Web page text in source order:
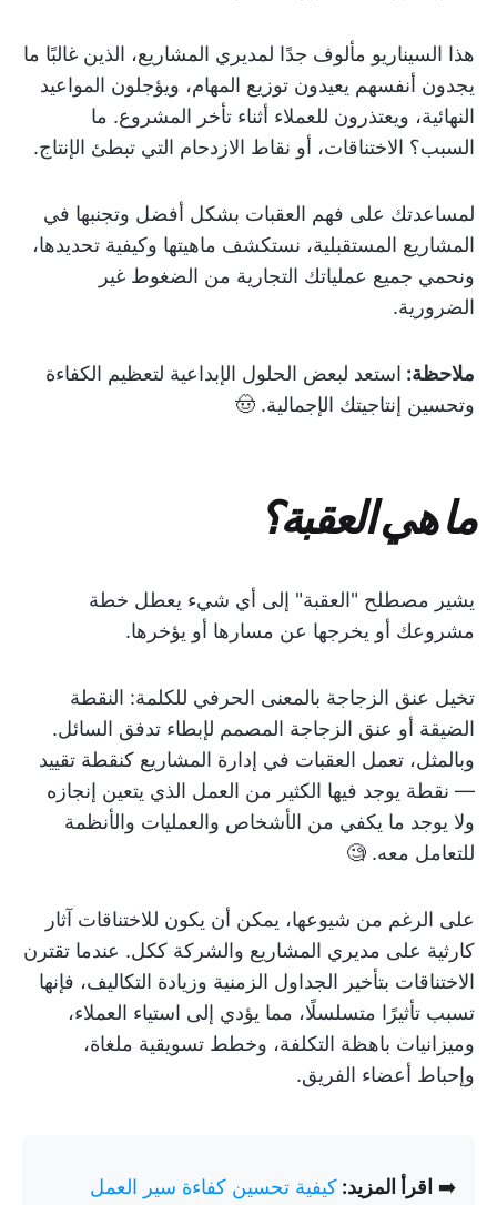
هذا السيناريو مألوف جدًا لمديري المشاريع، الذين غالبًا ما
يجدون أنفسهم يعيدون توزيع المهام، ويؤجلون المواعيد
النهائية، ويعتذرون للعملاء أثناء تأخر المشروع. ما
السبب؟ الاختناقات، أو نقاط الازدحام التي تبطئ الإنتاج.
لمساعدتك على فهم العقبات بشكل أفضل وتجنبها في
المشاريع المستقبلية، نستكشف ماهيتها وكيفية تحديدها،
ونحمي جميع عملياتك التجارية من الضغوط غير
الضرورية.
ملاحظة: استعد لبعض الحلول الإبداعية لتعظيم الكفاءة
وتحسين إنتاجيتك الإجمالية. 🤠
ما هي العقبة؟
يشير مصطلح "العقبة" إلى أي شيء يعطل خطة
مشروعك أو يخرجها عن مسارها أو يؤخرها.
تخيل عنق الزجاجة بالمعنى الحرفي للكلمة: النقطة
الضيقة أو عنق الزجاجة المصمم لإبطاء تدفق السائل.
وبالمثل، تعمل العقبات في إدارة المشاريع كنقطة تقييد
— نقطة يوجد فيها الكثير من العمل الذي يتعين إنجازه
ولا يوجد ما يكفي من الأشخاص والعمليات والأنظمة
للتعامل معه. 🧐
على الرغم من شيوعها، يمكن أن يكون للاختناقات آثار
كارثية على مديري المشاريع والشركة ككل. عندما تقترن
الاختناقات بتأخير الجداول الزمنية وزيادة التكاليف، فإنها
تسبب تأثيرًا متسلسلًا، مما يؤدي إلى استياء العملاء،
وميزانيات باهظة التكلفة، وخطط تسويقية ملغاة،
وإحباط أعضاء الفريق.
➡️ اقرأ المزيد: كيفية تحسين كفاءة سير العمل